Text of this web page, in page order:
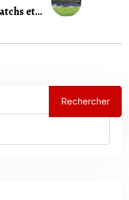
et...
Rechercher